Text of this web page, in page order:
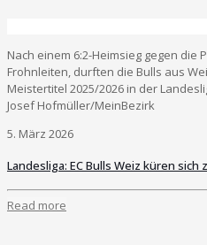
Nach einem 6:2-Heimsieg gegen die
Frohnleiten, durften die Bulls aus
Meistertitel 2025/2026 in der
Josef Hofmüller/MeinBezirk
5. März 2026
Landesliga: EC Bulls Weiz küren sich
Read more